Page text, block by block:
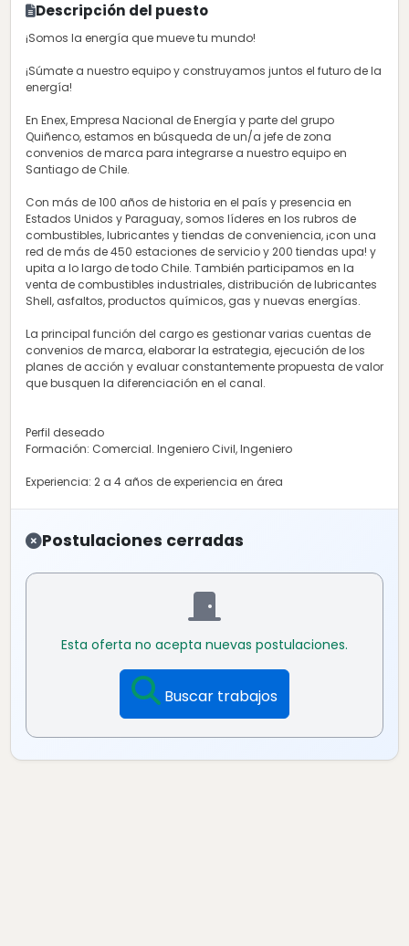
Descripción del puesto
¡Somos la energía que mueve tu mundo!
¡Súmate a nuestro equipo y construyamos juntos el futuro de la
energía!
En Enex, Empresa Nacional de Energía y parte del grupo
Quiñenco, estamos en búsqueda de un/a jefe de zona
convenios de marca para integrarse a nuestro equipo en
Santiago de Chile.
Con más de 100 años de historia en el país y presencia en
Estados Unidos y Paraguay, somos líderes en los rubros de
combustibles, lubricantes y tiendas de conveniencia, ¡con una
red de más de 450 estaciones de servicio y 200 tiendas upa! y
upita a lo largo de todo Chile. También participamos en la
venta de combustibles industriales, distribución de lubricantes
Shell, asfaltos, productos químicos, gas y nuevas energías.
La principal función del cargo es gestionar varias cuentas de
convenios de marca, elaborar la estrategia, ejecución de los
planes de acción y evaluar constantemente propuesta de valor
que busquen la diferenciación en el canal.
Perfil deseado
Formación: Comercial. Ingeniero Civil, Ingeniero
Experiencia: 2 a 4 años de experiencia en área
Postulaciones cerradas
Esta oferta no acepta nuevas postulaciones.
Buscar trabajos